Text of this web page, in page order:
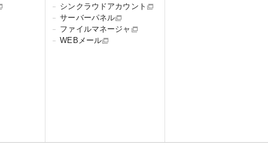
シンクラウドアカウント
サーバーパネル
ファイルマネージャ
WEBメール